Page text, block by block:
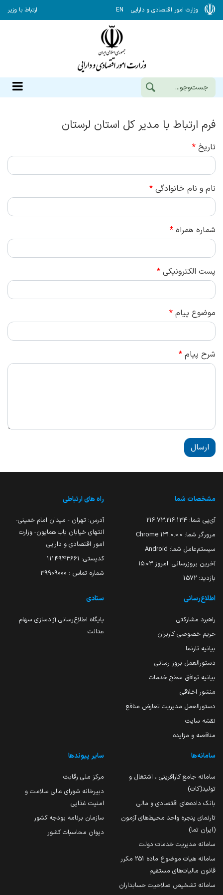
وزارت امور اقتصادی و دارایی EN ارتباط با وزیر
فرم ارتباط با مدیر کل استان لرستان
تاریخ *
نام و نام خانوادگی *
شماره همراه *
پست الکترونیکی *
موضوع پیام *
شرح پیام *
ارسال
مشخصات شما
آی‌پی شما: 216.73.216.134
مرورگر شما: 131.0.0.0 Chrome
سیستم‌عامل شما: Android
آخرین بروزرسانی: امروز ۱۵:۰۳
بازدید: 1572
راه های ارتباطی
آدرس: تهران - میدان امام خمینی-
انتهای خیابان باب همایون- وزارت
امور اقتصادی و دارایی
کدپستی: ۱۱۱۴۹۴۳۶۶۱
شماره تماس : 39909000
اطلاع‌رسانی
راهبرد مشارکتی
حریم خصوصی کاربران
بیانیه تارنما
دستورالعمل بروز رسانی
بیانیه توافق سطح خدمات
منشور اخلاقی
دستورالعمل مدیریت تعارض منافع
نقشه سایت
مناقصه و مزایده
ستادی
پایگاه اطلاع‌رسانی آزادسازی سهام
عدالت
سامانه‌ها
سامانه جامع کارآفرینی ، اشتغال و
تولید(کات)
بانک داده‌های اقتصادی و مالی
تارنمای پنجره واحد محیط‌های آزمون
(ایران تما)
سامانه مدیریت خدمات دولت
سامانه هیات موضوع ماده 251 مکرر
قانون مالیات‌های مستقیم
سامانه تشخیص صلاحیت حسابداران
سایر پیوندها
مرکز ملی رقابت
دبیرخانه شورای عالی سلامت و
امنیت غذایی
سازمان برنامه بودجه کشور
دیوان محاسبات کشور